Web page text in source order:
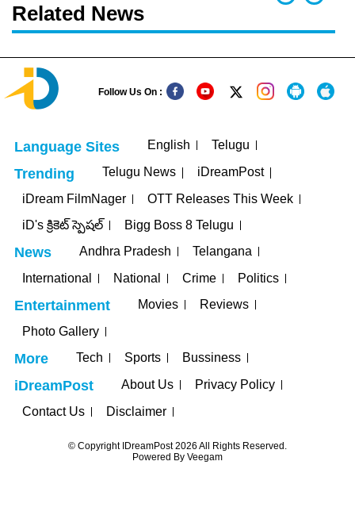
Related News
Follow Us On :
Language Sites English Telugu
Trending Telugu News
iDreamPost
iDream FilmNager
OTT Releases This Week
iD's క్రికెట్ స్పెషల్
Bigg Boss 8 Telugu
News Andhra Pradesh
Telangana
International
National Crime Politics
Entertainment Movies
Reviews
Photo Gallery
More Tech Sports Bussiness
iDreamPost About Us
Privacy Policy
Contact Us
Disclaimer
© Copyright IDreamPost 2026 All Rights Reserved.
Powered By Veegam